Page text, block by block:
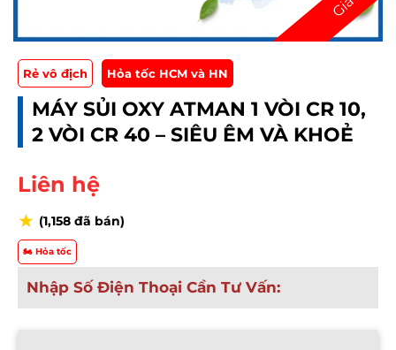
Rẻ vô địch Hỏa tốc HCM và HN
MÁY SỦI OXY ATMAN 1 VÒI CR 10,
2 VÒI CR 40 – SIÊU ÊM VÀ KHOẺ
Liên hệ
★ (1,158 đã bán)
🏍️ Hỏa tốc
Nhập Số Điện Thoại Cần Tư Vấn: